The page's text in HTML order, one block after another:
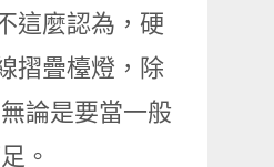
這麼認為，硬
摺疊檯燈，除
論是要當一般
。